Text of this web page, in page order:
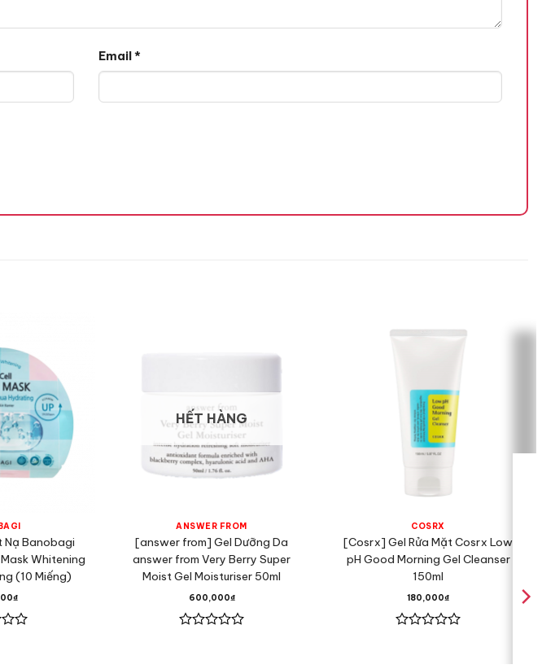
Email *
Banobagi
Whitening
(10 Miếng)
₫
HẾT HÀNG
ANSWER FROM
[answer from] Gel Dưỡng Da
answer from Very Berry Super
Moist Gel Moisturiser 50ml
600,000₫
COSRX
[Cosrx] Gel Rửa Mặt Cosrx Low
pH Good Morning Gel Cleanser
150ml
180,000₫